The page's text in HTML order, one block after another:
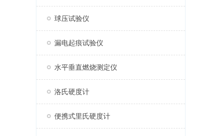
球压试验仪
漏电起痕试验仪
水平垂直燃烧测定仪
洛氏硬度计
便携式里氏硬度计